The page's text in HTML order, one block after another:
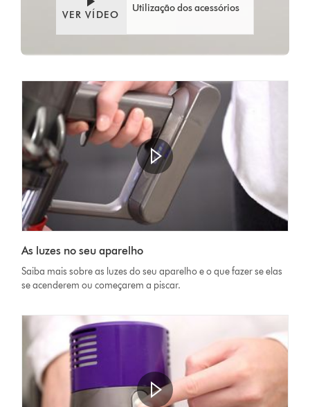
VER VÍDEO
Utilização dos acessórios
Transcript
Abrir
a
transcrição
do
vídeo
As luzes no seu aparelho
Saiba mais sobre as luzes do seu aparelho e o que fazer se elas
se acenderem ou começarem a piscar.